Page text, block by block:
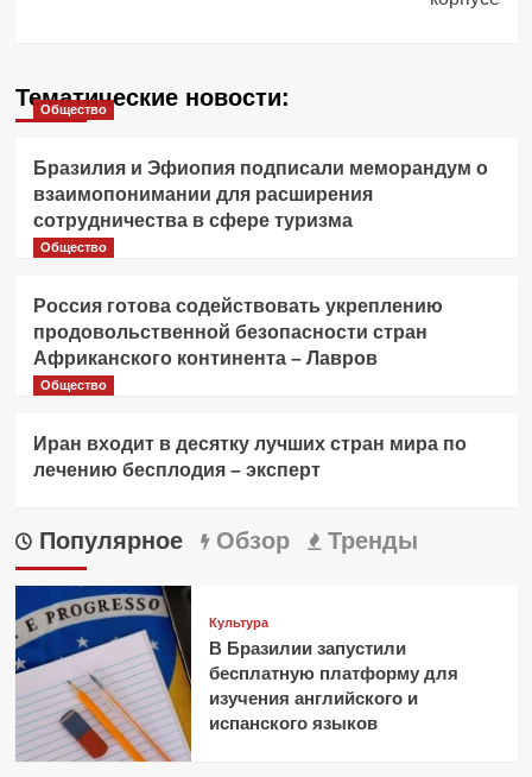
Тематические новости:
Общество
Бразилия и Эфиопия подписали меморандум о
взаимопонимании для расширения
сотрудничества в сфере туризма
Общество
Россия готова содействовать укреплению
продовольственной безопасности стран
Африканского континента – Лавров
Общество
Иран входит в десятку лучших стран мира по
лечению бесплодия – эксперт
Популярное Обзор Тренды
Культура
В Бразилии запустили
бесплатную платформу для
изучения английского и
испанского языков